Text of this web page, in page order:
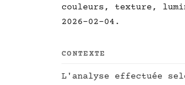
couleurs, texture,
2026-02-04.
CONTEXTE
L'analyse effectuée